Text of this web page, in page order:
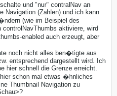
und "nur" contralNav an
Navigation (Zahlen) und ich kann
(wie im Beispiel des
controlNavThumbs aktiviere, wird
enabled auch erzeugt, aber
noch nicht alles ben�tigte aus
entsprechend dargestellt wird. Ich
hier schnell die Grenze erreicht.
schon mal etwas �hnliches
Thumbnail Navigation zu